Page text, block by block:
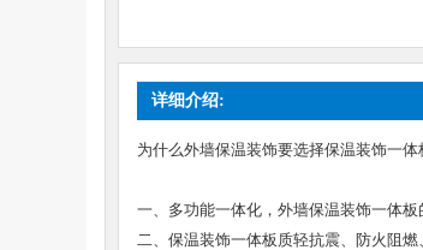
详细介绍:
为什么外墙保温装饰要选择保温装饰一
一、多功能一体化，外墙保温装饰一体
二、保温装饰一体板质轻抗震、防火阻